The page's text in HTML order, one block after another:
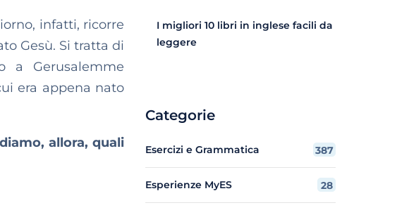
infatti, ricorre
Gesù. Si tratta di
a Gerusalemme
era appena nato
allora, quali
I migliori 10 libri in inglese facili da
leggere
Categorie
Esercizi e Grammatica 387
Esperienze MyES 28